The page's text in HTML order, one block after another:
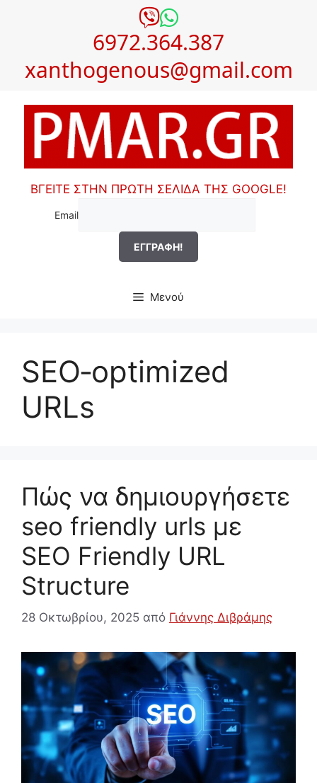
6972.364.387
xanthogenous@gmail.com
ΒΓΕΙΤΕ ΣΤΗΝ ΠΡΩΤΗ ΣΕΛΙΔΑ ΤΗΣ GOOGLE!
Email
Μενού
SEO‐optimized
URLs
Πώς να δημιουργήσετε
seo friendly urls με
SEO Friendly URL
Structure
28 Οκτωβρίου, 2025 από Γιάννης Διβράμης